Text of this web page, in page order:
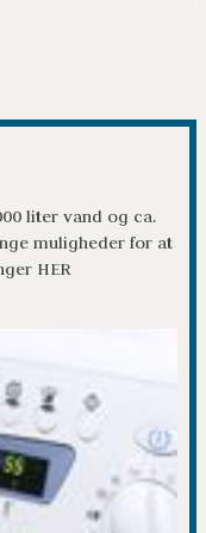
liter vand og ca.
muligheder for at
HER